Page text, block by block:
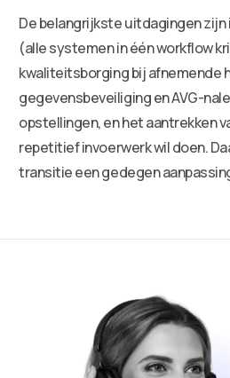
De belangrijkste uitdagingen
(alle systemen in één workflow
kwaliteitsborging bij afnemende
gegevensbeveiliging en AVG-
opstellingen, en het aantrekken
repetitief invoerwerk wil doen.
transitie een gedegen